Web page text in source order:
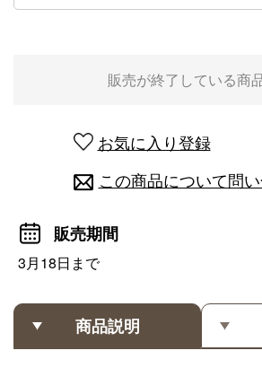
販売期間
3月18日まで
お気に入り登録
販売が終了している商
この商品について問
商品説明